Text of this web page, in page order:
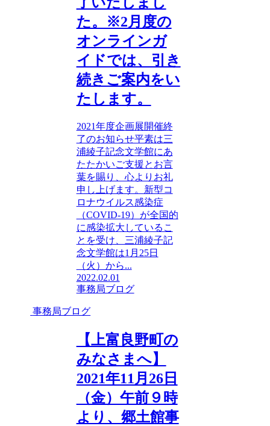
た。※2月度の
オンラインガ
イドでは、引き
続きご案内をい
たします。
2021年度企画展開催終
了のお知らせ平素は三
浦綾子記念文学館にあ
たたかいご支援とお言
葉を賜り、心よりお礼
申し上げます。新型コ
ロナウイルス感染症
（COVID-19）が全国的
に感染拡大しているこ
とを受け、三浦綾子記
念文学館は1月25日
（火）から...
2022.02.01
事務局ブログ
事務局ブログ
【上富良野町の
みなさまへ】
2021年11月26日
（金）午前９時
より、郷土館事